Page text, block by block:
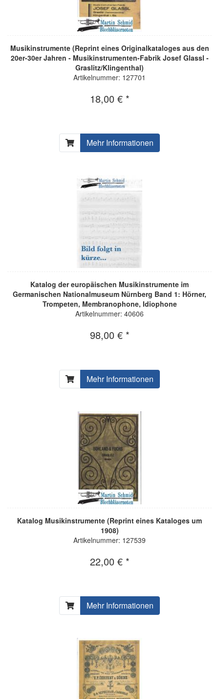
Musikinstrumente (Reprint eines Originalkataloges aus den
20er-30er Jahren - Musikinstrumenten-Fabrik Josef Glassl -
Graslitz/Klingenthal)
Artikelnummer: 127701
18,00 € *
Mehr Informationen
Katalog der europäischen Musikinstrumente im
Germanischen Nationalmuseum Nürnberg Band 1: Hörner,
Trompeten, Membranophone, Idiophone
Artikelnummer: 40606
98,00 € *
Mehr Informationen
Katalog Musikinstrumente (Reprint eines Kataloges um
1908)
Artikelnummer: 127539
22,00 € *
Mehr Informationen